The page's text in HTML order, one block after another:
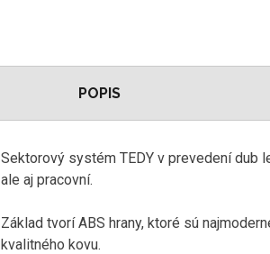
POPIS
Sektorový systém TEDY v prevedení dub
ale aj pracovní.
Základ tvorí ABS hrany, ktoré sú
kvalitného kovu.